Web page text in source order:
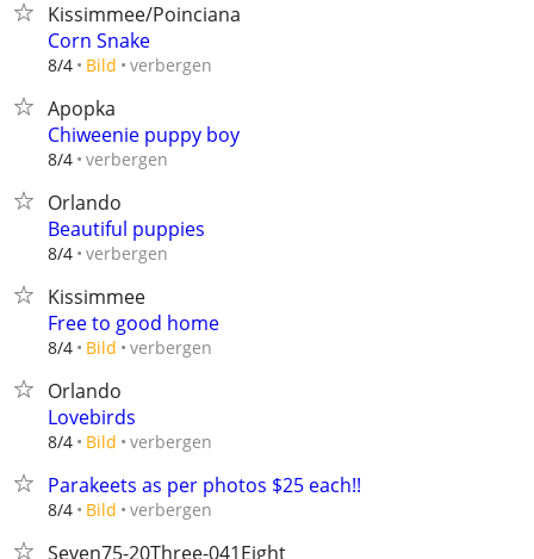
Kissimmee/Poinciana
Corn Snake
8/4 Bild verbergen
Apopka
Chiweenie puppy boy
8/4 verbergen
Orlando
Beautiful puppies
8/4 verbergen
Kissimmee
Free to good home
8/4 Bild verbergen
Orlando
Lovebirds
8/4 Bild verbergen
Parakeets as per photos $25 each!!
8/4 Bild verbergen
Seven75-20Three-041Eight